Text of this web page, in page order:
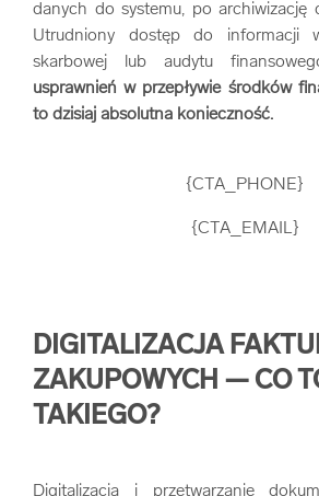
danych do systemu, po archiwizację
Utrudniony dostęp do informacji
skarbowej lub audytu
usprawnień w przepływie środków
to dzisiaj absolutna konieczność.
{CTA_PHONE}
{CTA_EMAIL}
DIGITALIZACJA
ZAKUPOWYCH — CO
TAKIEGO?
Digitalizacja i przetwarzanie